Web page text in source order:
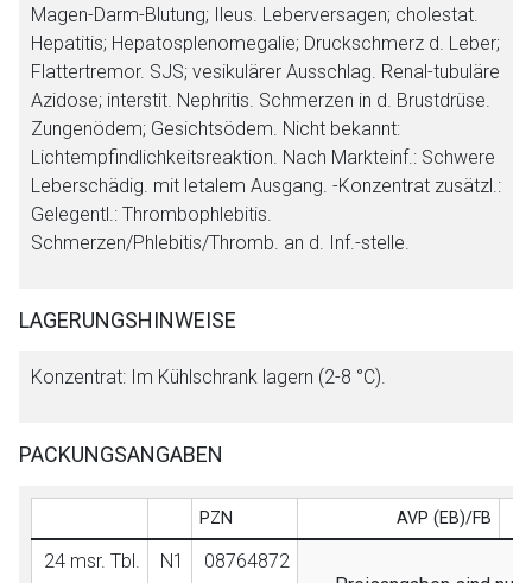
Magen-Darm-Blutung; Ileus. Leberversagen; cholestat.
Hepatitis; Hepatosplenomegalie; Druckschmerz d. Leber;
Flattertremor. SJS; vesikulärer Ausschlag. Renal-tubuläre
Azidose; interstit. Nephritis. Schmerzen in d. Brustdrüse.
Zungenödem; Gesichtsödem. Nicht bekannt:
Lichtempfindlichkeitsreaktion. Nach Markteinf.: Schwere
Leberschädig. mit letalem Ausgang. -Konzentrat zusätzl.:
Gelegentl.: Thrombophlebitis.
Schmerzen/Phlebitis/Thromb. an d. Inf.-stelle.
LAGERUNGSHINWEISE
Konzentrat: Im Kühlschrank lagern (2-8 °C).
PACKUNGSANGABEN
PZN AVP (EB)/FB
24 msr. Tbl. N1
08764872